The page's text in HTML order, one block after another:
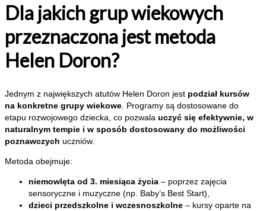
Dla jakich grup wiekowych
przeznaczona jest metoda
Helen Doron?
Jednym z największych atutów Helen Doron jest podział kursów
na konkretne grupy wiekowe . Programy są dostosowane do
etapu rozwojowego dziecka, co pozwala uczyć się efektywnie, w
naturalnym tempie i w sposób dostosowany do możliwości
poznawczych uczniów.
Metoda obejmuje:
niemowlęta od 3. miesiąca życia – poprzez zajęcia
sensoryczne i muzyczne (np. Baby’s Best Start),
dzieci przedszkolne i wczesnoszkolne – kursy oparte na